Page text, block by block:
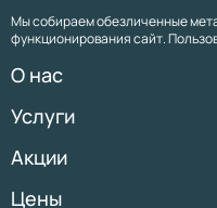
Мы собираем обезличенные
функционирования сайт.
О нас
Услуги
Акции
Цены